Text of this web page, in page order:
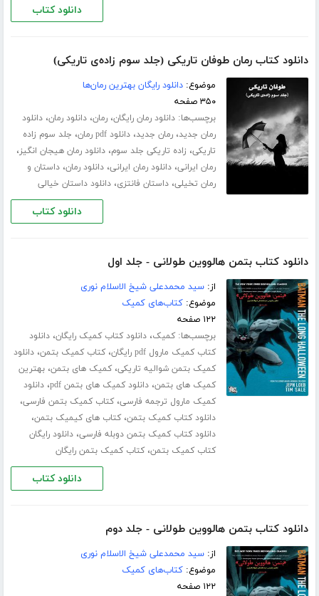
دانلود کتاب
دانلود کتاب رمان طوفان تاریکی (جلد سوم زاده‌ی تاریکی)
موضوع:دانلود رایگان بهترین رمان‌ها
۳۵۰ صفحه
برچسب‌ها:دانلود رمان رایگان،رمان،دانلود رمان،دانلود
رمان جدید،رمان جدید،دانلود pdf رمان ، جلد سوم زاده
تاریکی، زاده تاریکی جلد سوم،دانلود رمان هیجان انگیز،
رمان ایرانی،دانلود رمان ایرانی،دانلود رمان،داستان و
رمان تخیلی،داستان فانتزی،دانلود داستان خیالی
دانلود کتاب
دانلود کتاب بتمن هالووین طولانی - جلد اول
از:سید محمدعلی شیخ الاسلام نوری
موضوع:کتاب‌های کمیک
۱۲۲ صفحه
برچسب‌ها:کمیک،دانلود کتاب کمیک رایگان،دانلود
کتاب کمیک مارول pdf رایگان
،کتاب کمیک بتمن،دانلود
کمیک بتمن شوالیه تاریکی،کمیک های بتمن،بهترین
کمیک های بتمن،دانلود کمیک های بتمن pdf ،دانلود
کمیک مارول ترجمه فارسی،کتاب کمیک بتمن فارسی،
دانلود کتاب کمیک بتمن،کتاب های کیمیک بتمن،
دانلود کتاب کمیک بتمن دوبله فارسی،دانلود رایگان
کتاب کمیک بتمن،کتاب کمیک بتمن رایگان
دانلود کتاب
دانلود کتاب بتمن هالووین طولانی - جلد دوم
از:سید محمدعلی شیخ الاسلام نوری
موضوع:کتاب‌های کمیک
۱۲۲ صفحه